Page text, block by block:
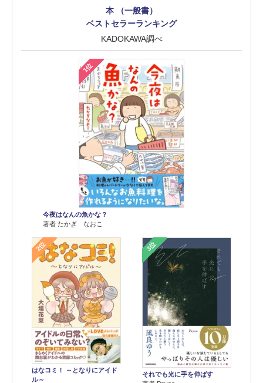
本 （一般書）
ベストセラーランキング
KADOKAWA調べ
1位
今夜はなんの魚かな？
著者 たかぎ なおこ
2位
はなコミ！ ～となりにアイド
ル～
3位
それでも光に手を伸ばす